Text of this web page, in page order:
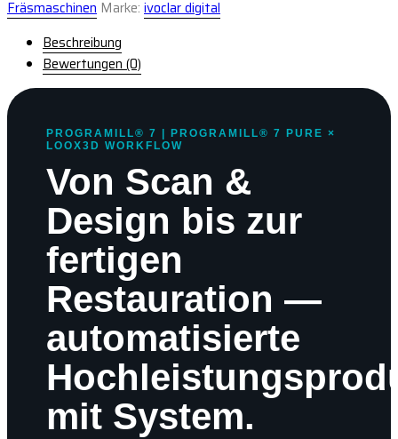
Fräsmaschinen Marke: ivoclar digital
Beschreibung
Bewertungen (0)
PROGRAMILL® 7 | PROGRAMILL® 7 PURE ×
LOOX3D WORKFLOW
Von Scan &
Design bis zur
fertigen
Restauration —
automatisierte
mit System.